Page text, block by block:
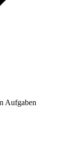
Aufgaben